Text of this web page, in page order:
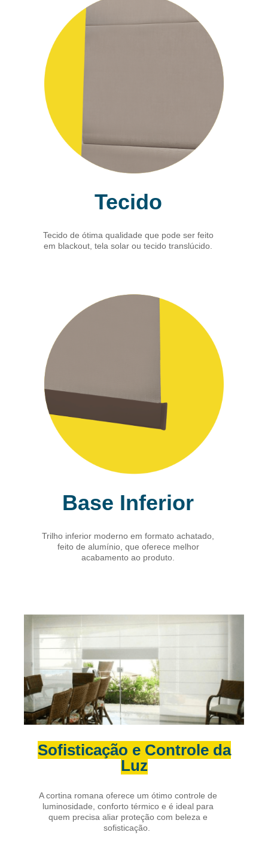
Tecido
Tecido de ótima qualidade que pode ser feito
em blackout, tela solar ou tecido translúcido.
Base Inferior
Trilho inferior moderno em formato achatado,
feito de alumínio, que oferece melhor
acabamento ao produto.
Sofisticação e Controle da
Luz
A cortina romana oferece um ótimo controle de
luminosidade, conforto térmico e é ideal para
quem precisa aliar proteção com beleza e
sofisticação.